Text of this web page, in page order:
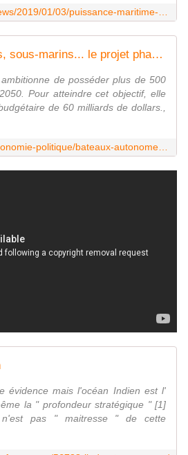
Bateaux autonomes, sous-marins... le projet pharaonique de l'US Navy pour contrer la Chine
de posséder plus de 500
Pour atteindre cet objectif, elle
de 60 milliards de dollars.,
évidence mais l'océan Indien est l'
la " profondeur stratégique " [1]
pas " maitresse " de cette